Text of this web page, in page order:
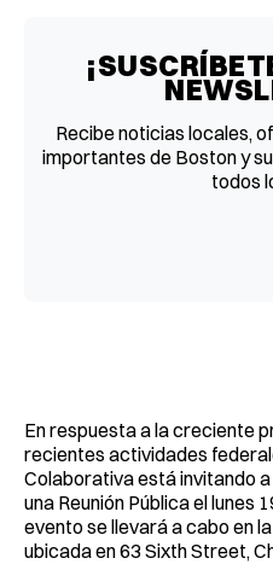
Recibe noticias locales,
importantes de Boston y
todos
En respuesta a la creciente
recientes actividades
Colaborativa está invitando
una Reunión Pública el lunes
evento se llevará a cabo en
ubicada en 63 Sixth Street,